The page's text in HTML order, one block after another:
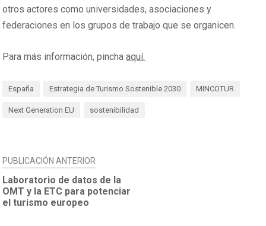
otros actores como universidades, asociaciones y
federaciones en los grupos de trabajo que se organicen.
Para más información, pinchaaquí.
España Estrategia de Turismo Sostenible 2030 MINCOTUR
Next Generation EU sostenibilidad
NAVEGACIÓN
DE
ENTRADAS
PUBLICACIÓN ANTERIOR
Laboratorio de datos de la
OMT y la ETC para potenciar
el turismo europeo